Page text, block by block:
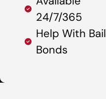
24/7/365
Help With Bail
Bonds